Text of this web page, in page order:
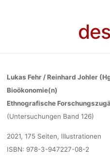
Lukas Fehr / Reinhard Johler
Bioökonomie(n)
Ethnografische
(Untersuchungen Band 126)
2021, 175 Seiten, Illustrationen
ISBN: 978-3-947227-08-2